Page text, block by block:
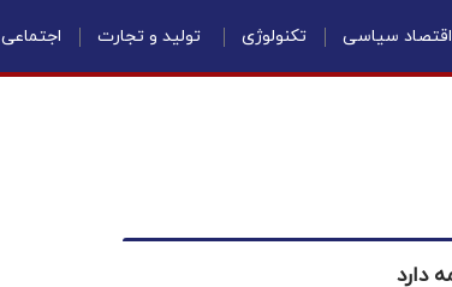
اقتصاد سیاسی تکنولوژی تولید و تجارت اجتماعی
دارد